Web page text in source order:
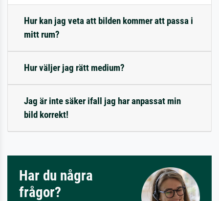
Hur kan jag veta att bilden kommer att passa i
mitt rum?
Hur väljer jag rätt medium?
Jag är inte säker ifall jag har anpassat min
bild korrekt!
Har du några
frågor?